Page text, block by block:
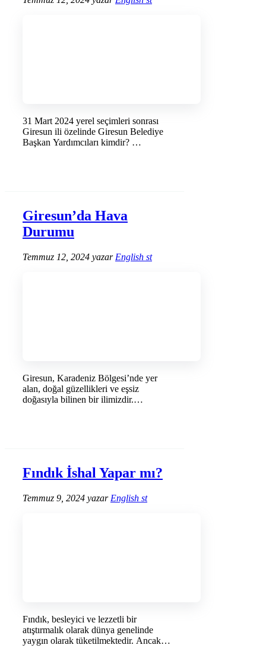
31 Mart 2024 yerel seçimleri sonrası
Giresun ili özelinde Giresun Belediye
Başkan Yardımcıları kimdir? …
Giresun’da Hava
Durumu
Temmuz 12, 2024 yazar English st
Giresun, Karadeniz Bölgesi’nde yer
alan, doğal güzellikleri ve eşsiz
doğasıyla bilinen bir ilimizdir.
Fındık İshal Yapar mı?
Temmuz 9, 2024 yazar English st
Fındık, besleyici ve lezzetli bir
atıştırmalık olarak dünya genelinde
yaygın olarak tüketilmektedir. Ancak,